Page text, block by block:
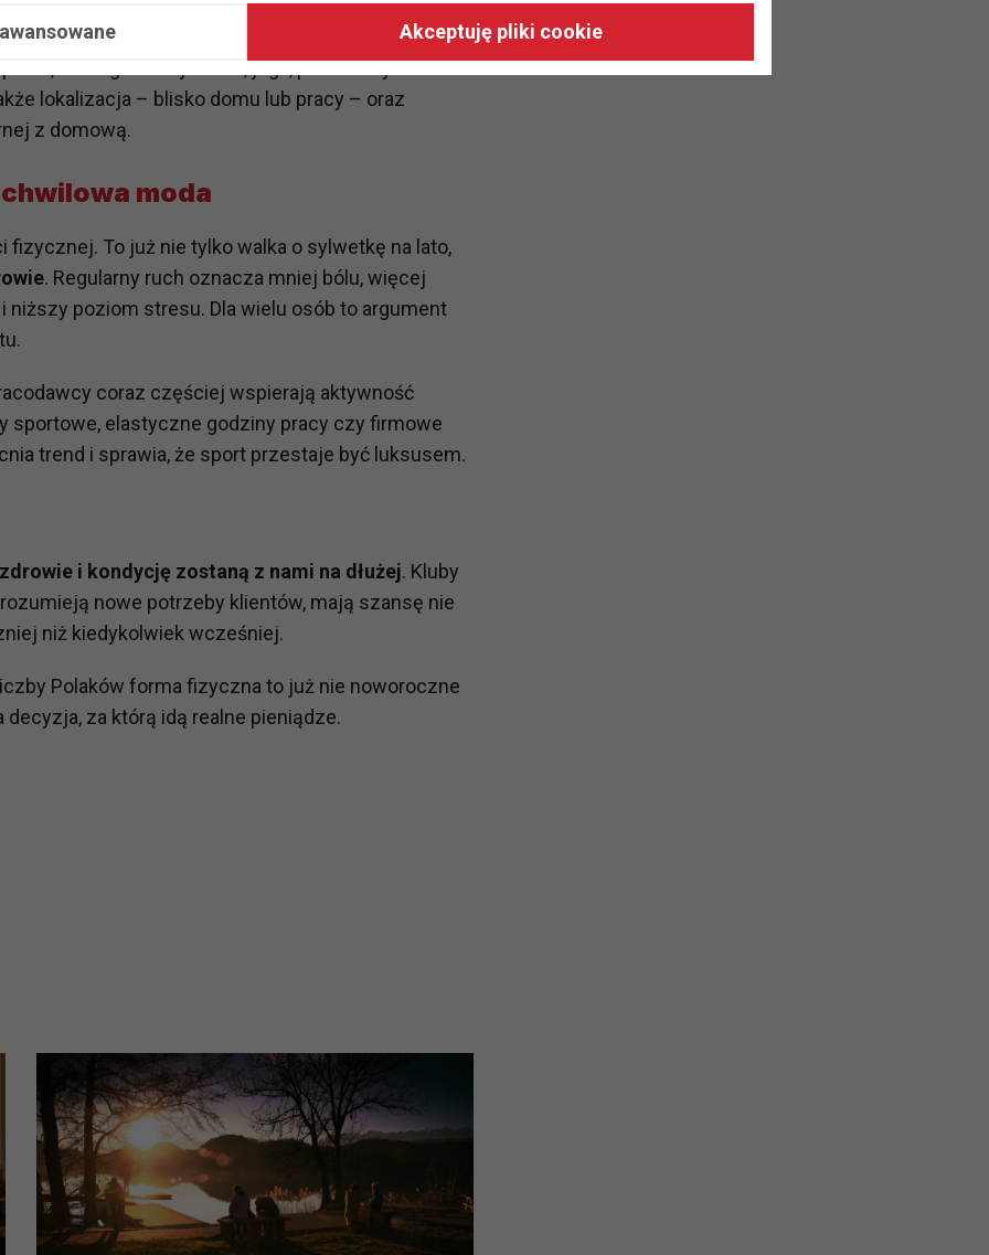
treningi funkcjonalne, joga, pilates czy
lokalizacja – blisko domu lub pracy – oraz
z domową.
moda
fizycznej. To już nie tylko walka o sylwetkę na lato,
. Regularny ruch oznacza mniej bólu, więcej
poziom stresu. Dla wielu osób to argument
coraz częściej wspierają aktywność
elastyczne godziny pracy czy firmowe
trend i sprawia, że sport przestaje być luksusem.
i kondycję zostaną z nami na dłużej. Kluby
nowe potrzeby klientów, mają szansę nie
niż kiedykolwiek wcześniej.
Polaków forma fizyczna to już nie noworoczne
za którą idą realne pieniądze.
dane?
w tym tematykę ukazujących się tam materiałów do Twoich zainteresowań oraz do
usług, w tym aby wykryć ewentualne boty, oszustwa czy nadużycia,
nam udoskonalać nasze usługi i sprawić, że będą maksymalnie odpowiadać Twoim
naszych usług oraz podmiotom uprawnionym do uzyskania danych na podstawie
organy ścigania – oczywiście tylko gdy wystąpią z żądaniem w oparciu o stosowną podstawę
że na większości stron internetowych dane o ruchu użytkowników zbierane są przez naszych
Twoich danych?
danych osobowych, zgłosić sprzeciw oraz skorzystać z innych praw wymienionych
Twoich danych?
musi być oparte na właściwej, zgodnej z obowiązującymi przepisami, podstawie prawnej.
danych w celu świadczenia usług, w tym dopasowywania ich do Twoich zainteresowań,
zapewniania ich bezpieczeństwa jest niezbędność do wykonania umów o ich świadczenie
Akceptuję pliki cookie